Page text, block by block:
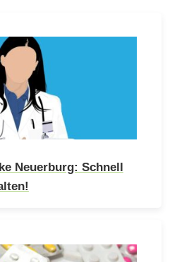
Neuerburg: Schnell